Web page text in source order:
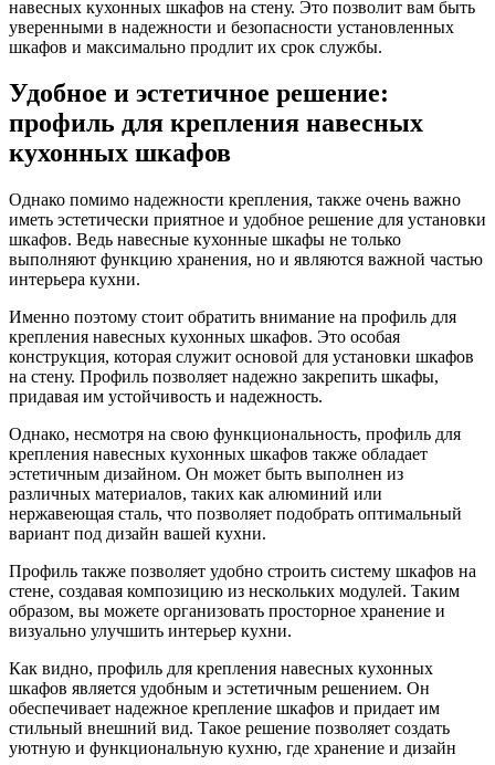
навесных кухонных шкафов на стену. Это позволит вам быть
уверенными в надежности и безопасности установленных
шкафов и максимально продлит их срок службы.
Удобное и эстетичное решение:
профиль для крепления навесных
кухонных шкафов
Однако помимо надежности крепления, также очень важно
иметь эстетически приятное и удобное решение для установки
шкафов. Ведь навесные кухонные шкафы не только
выполняют функцию хранения, но и являются важной частью
интерьера кухни.
Именно поэтому стоит обратить внимание на профиль для
крепления навесных кухонных шкафов. Это особая
конструкция, которая служит основой для установки шкафов
на стену. Профиль позволяет надежно закрепить шкафы,
придавая им устойчивость и надежность.
Однако, несмотря на свою функциональность, профиль для
крепления навесных кухонных шкафов также обладает
эстетичным дизайном. Он может быть выполнен из
различных материалов, таких как алюминий или
нержавеющая сталь, что позволяет подобрать оптимальный
вариант под дизайн вашей кухни.
Профиль также позволяет удобно строить систему шкафов на
стене, создавая композицию из нескольких модулей. Таким
образом, вы можете организовать просторное хранение и
визуально улучшить интерьер кухни.
Как видно, профиль для крепления навесных кухонных
шкафов является удобным и эстетичным решением. Он
обеспечивает надежное крепление шкафов и придает им
стильный внешний вид. Такое решение позволяет создать
уютную и функциональную кухню, где хранение и дизайн